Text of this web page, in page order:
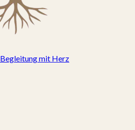
mit Herz